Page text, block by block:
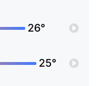
26°
25°